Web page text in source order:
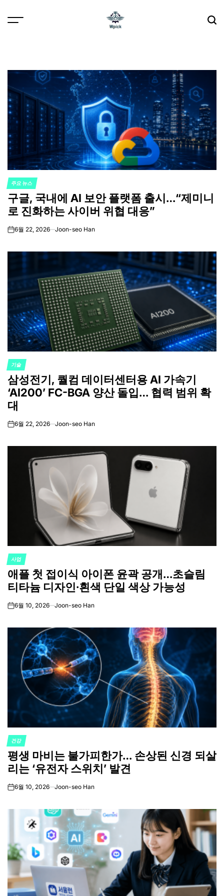
POSTED
IN
주요 뉴스
구글, 국내에 AI 보안 플랫폼 출시…“제미니
로 진화하는 사이버 위협 대응”
on6월 22, 2026 Joon-seo Han
POSTED
IN
기술
삼성전기, 퀄컴 데이터센터용 AI 가속기
‘AI200’ FC-BGA 양산 돌입… 협력 범위 확
대
on6월 22, 2026 Joon-seo Han
POSTED
IN
사업
애플 첫 접이식 아이폰 윤곽 공개…초슬림
티타늄 디자인·흰색 단일 색상 가능성
on6월 10, 2026 Joon-seo Han
POSTED
IN
건강
평생 마비는 불가피한가… 손상된 신경 되살
리는 ‘유전자 스위치’ 발견
on6월 10, 2026 Joon-seo Han